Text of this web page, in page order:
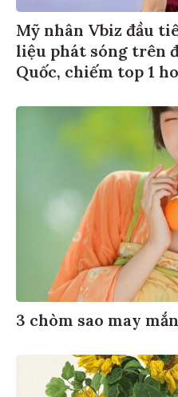
Mỹ nhân Vbiz đầu
liệu phát sóng trên
Quốc, chiếm top 1
3 chòm sao may